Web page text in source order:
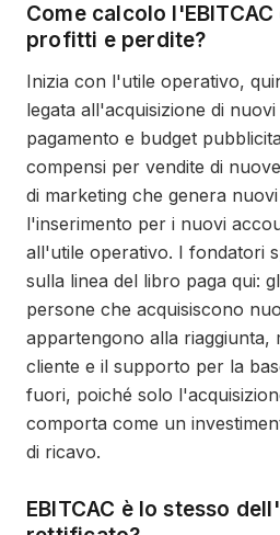
Come calcolo
profitti e perdite?
Inizia con l'utile operativo,
legata all'acquisizione di
pagamento e budget
compensi per vendite di
di marketing che genera
l'inserimento per i nuovi
all'utile operativo. I fondatori
sulla linea del libro paga qui:
persone che acquisiscono
appartengono alla riaggiunta,
cliente e il supporto per la
fuori, poiché solo
comporta come un
di ricavo.
EBITCAC è lo stesso